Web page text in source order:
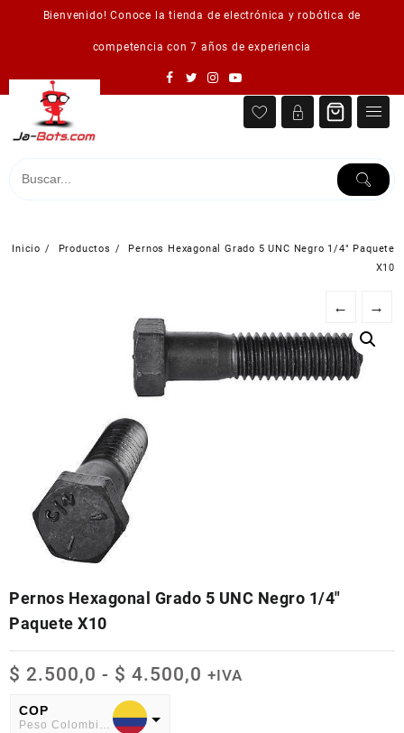
Bienvenido! Conoce la tienda de electrónica y robótica de
competencia con 7 años de experiencia
Inicio Productos
Pernos Hexagonal Grado 5 UNC Negro 1/4″ Paquete
X10
← →
Pernos Hexagonal Grado 5 UNC Negro 1/4″
Paquete X10
$ 2.500,0 - $ 4.500,0 Rango
+IVA
COP
Peso Colombiano